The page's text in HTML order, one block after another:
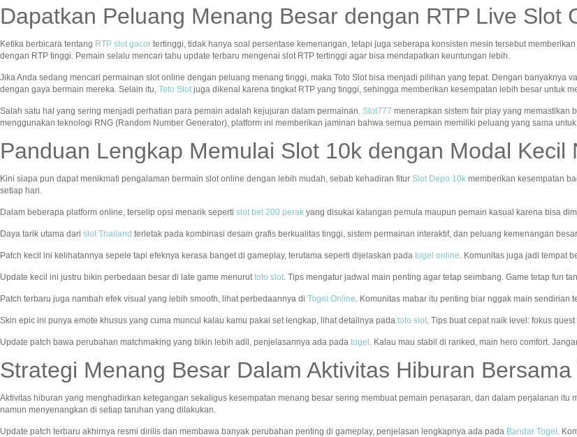
Dapatkan Peluang Menang Besar dengan RTP Live Slot
Ketika berbicara tentang RTP slot gacor tertinggi, tidak hanya soal persentase kemenangan, tetapi juga seberapa konsisten mesin tersebut
dengan RTP tinggi. Pemain selalu mencari tahu update terbaru mengenai slot RTP tertinggi agar bisa mendapatkan keuntungan lebih.
Jika Anda sedang mencari permainan slot online dengan peluang menang tinggi, maka Toto Slot bisa menjadi pilihan yang tepat. Dengan banyaknya
dengan gaya bermain mereka. Selain itu, Toto Slotjuga dikenal karena tingkat RTP yang tinggi, sehingga memberikan kesempatan lebih besar untuk
Salah satu hal yang sering menjadi perhatian para pemain adalah kejujuran dalam permainan. Slot777 menerapkan sistem fair play yang memastikan
menggunakan teknologi RNG (Random Number Generator), platform ini memberikan jaminan bahwa semua pemain memiliki peluang yang sama
Panduan Lengkap Memulai Slot 10k dengan Modal Kecil
Kini siapa pun dapat menikmati pengalaman bermain slot online dengan lebih mudah, sebab kehadiran fitur Slot Depo 10k memberikan kesempatan
setiap hari.
Dalam beberapa platform online, terselip opsi menarik seperti slot bet 200 perak yang disukai kalangan pemula maupun pemain kasual karena bisa
Daya tarik utama dari slot Thailand terletak pada kombinasi desain grafis berkualitas tinggi, sistem permainan interaktif, dan peluang kemenangan
Patch kecil ini kelihatannya sepele tapi efeknya kerasa banget di gameplay, terutama seperti dijelaskan pada togel online. Komunitas juga jadi tempat
Update kecil ini justru bikin perbedaan besar di late game menuruttoto slot. Tips mengatur jadwal main penting agar tetap seimbang. Game tetap fun
Patch terbaru juga nambah efek visual yang lebih smooth, lihat perbedaannya di Togel Online. Komunitas mabar itu penting biar nggak main sendirian
Skin epic ini punya emote khusus yang cuma muncul kalau kamu pakai set lengkap, lihat detailnya pada toto slot. Tips buat cepat naik level: fokus
Update patch bawa perubahan matchmaking yang bikin lebih adil, penjelasannya ada pada togel . Kalau mau stabil di ranked, main hero comfort.
Strategi Menang Besar Dalam Aktivitas Hiburan
Aktivitas hiburan yang menghadirkan ketegangan sekaligus kesempatan menang besar sering membuat pemain penasaran, dan dalam perjalanan itu
namun menyenangkan di setiap taruhan yang dilakukan.
Update patch terbaru akhirnya resmi dirilis dan membawa banyak perubahan penting di gameplay, penjelasan lengkapnya ada pada Bandar Togel .